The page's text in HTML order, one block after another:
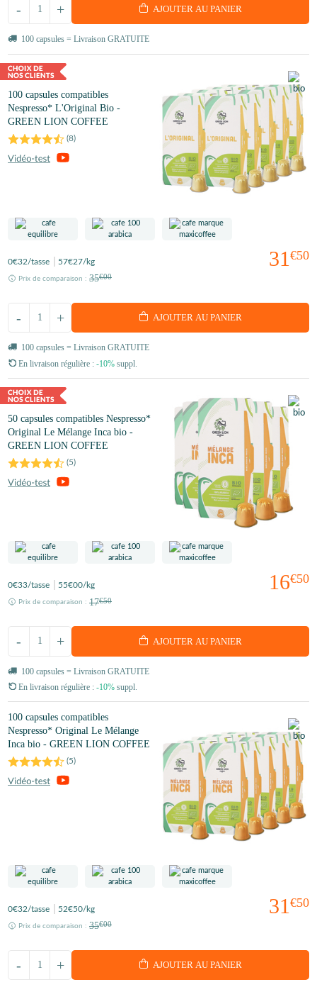
+
- AJOUTER AU PANIER
100 capsules = Livraison GRATUITE
100 capsules compatibles
Nespresso* L'Original Bio -
GREEN LION COFFEE
(8)
31 €50
0€32/tasse 57€27/kg
Prix de comparaison : 35€00
+
- AJOUTER AU PANIER
100 capsules = Livraison GRATUITE
En livraison régulière : -10% suppl.
50 capsules compatibles Nespresso*
Original Le Mélange Inca bio -
GREEN LION COFFEE
(5)
16€50
0€33/tasse 55€00/kg
Prix de comparaison : 17€50
+
- AJOUTER AU PANIER
100 capsules = Livraison GRATUITE
En livraison régulière : -10% suppl.
100 capsules compatibles
Nespresso* Original Le Mélange
Inca bio - GREEN LION COFFEE
(5)
31 €50
0€32/tasse 52€50/kg
Prix de comparaison : 35€00
+
- AJOUTER AU PANIER